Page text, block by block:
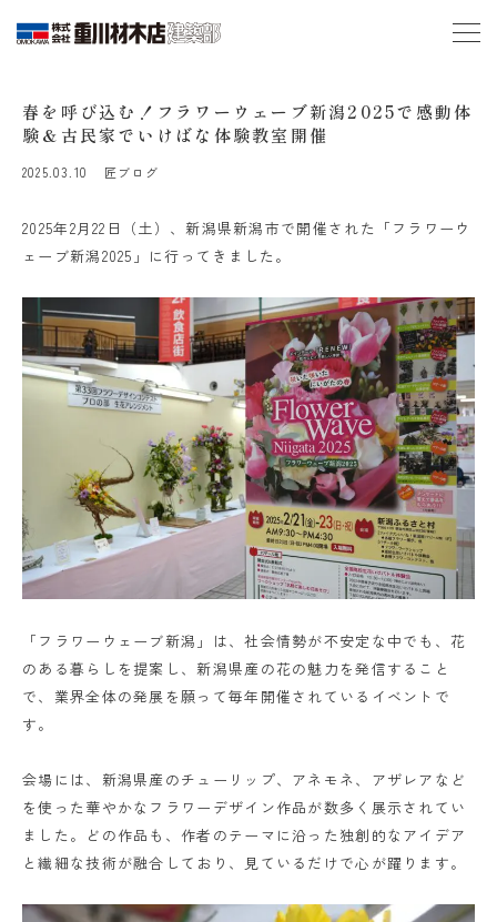
春を呼び込む！フラワーウェーブ新潟2025で感動体
験＆古民家でいけばな体験教室開催
2025.03.10 匠ブログ
2025年2月22日（土）、新潟県新潟市で開催された「フラワーウ
ェーブ新潟2025」に行ってきました。
「フラワーウェーブ新潟」は、社会情勢が不安定な中でも、花
のある暮らしを提案し、新潟県産の花の魅力を発信すること
で、業界全体の発展を願って毎年開催されているイベントで
す。
会場には、新潟県産のチューリップ、アネモネ、アザレアなど
を使った華やかなフラワーデザイン作品が数多く展示されてい
ました。どの作品も、作者のテーマに沿った独創的なアイデア
と繊細な技術が融合しており、見ているだけで心が躍ります。